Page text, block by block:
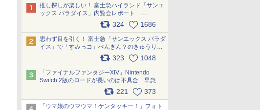
推し探しが楽しい！ 富士急ハイランド「サンエ
ックス パラダイス」内覧会レポート
324 1686
思わず目を引く！ 富士急「サンエックス パラダ
イス」で「すみっコ」ぺんぎん？のきゅうりド
ッグを食べてみた イラストそのままのメニュ
ー化に挑戦。これが意外にもおいしい
pic.x.com/Kgl04hZaeg
323 1048
「ファイナルファンタジーXIV」Nintendo
Switch 2版のロードが長いのは不具合 早急に
アップデートできるよう対応中221 373
「ウマ娘のウマウマ！ケンタッキー！」フォト